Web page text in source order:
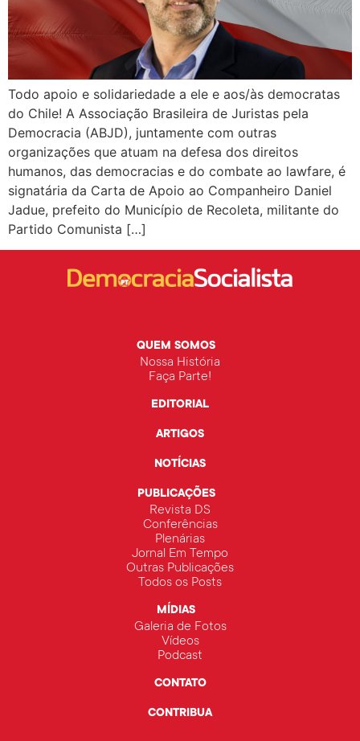
Todo apoio e solidariedade a ele e aos/às democratas
do Chile! A Associação Brasileira de Juristas pela
Democracia (ABJD), juntamente com outras
organizações que atuam na defesa dos direitos
humanos, das democracias e do combate ao lawfare, é
signatária da Carta de Apoio ao Companheiro Daniel
Jadue, prefeito do Município de Recoleta, militante do
Partido Comunista […]
QUEM SOMOS
Nossa História
Faça Parte!
EDITORIAL
ARTIGOS
NOTÍCIAS
PUBLICAÇÕES
Revista DS
Conferências
Plenárias
Jornal Em Tempo
Outras Publicações
Todos os Posts
MÍDIAS
Galeria de Fotos
Vídeos
Podcast
CONTATO
CONTRIBUA